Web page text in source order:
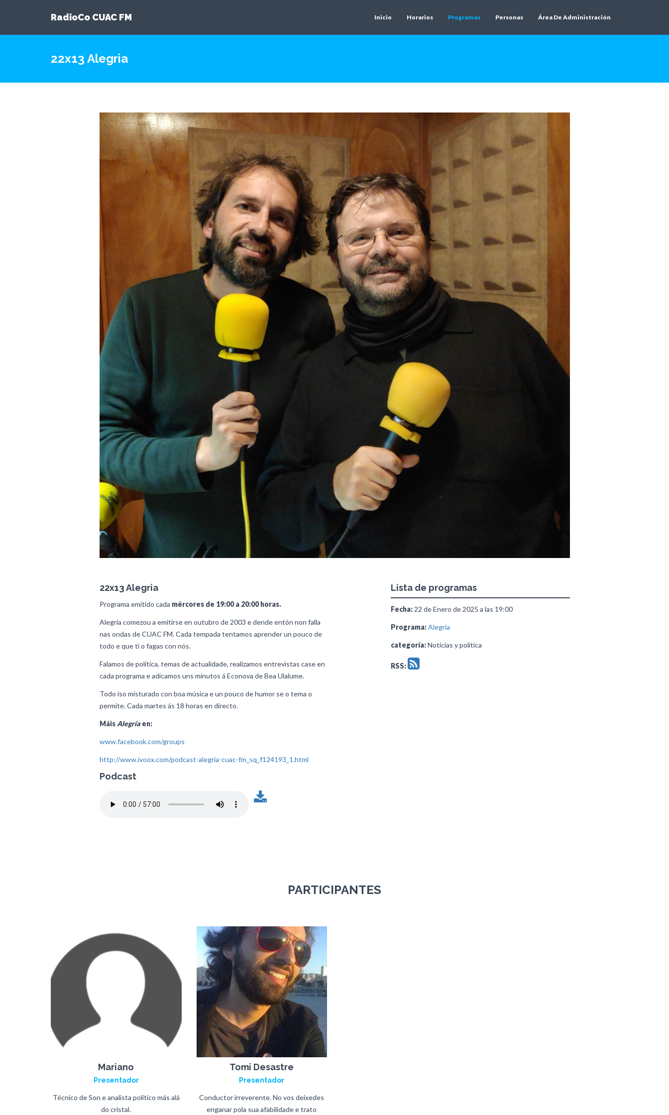
RadioCo CUAC FM Inicio Horarios Programas Personas Área De Administración
22x13 Alegria
22x13 Alegria
Programa emitido cada mércores de 19:00 a 20:00 horas.
Alegría comezou a emitirse en outubro de 2003 e dende entón non falla
nas ondas de CUAC FM. Cada tempada tentamos aprender un pouco de
todo e que ti o fagas con nós.
Falamos de política, temas de actualidade, realizamos entrevistas case en
cada programa e adicamos uns minutos á Econova de Bea Ulalume.
Todo iso misturado con boa música e un pouco de humor se o tema o
permite. Cada martes ás 18 horas en directo.
Máis Alegríaen:
www.facebook.com/groups
http://www.ivoox.com/podcast-alegria-cuac-fm_sq_f124193_1.html
Podcast
Lista de programas
Fecha:22 de Enero de 2025 a las 19:00
Programa: Alegria
categoría:Noticias y política
RSS:
PARTICIPANTES
Mariano
Presentador
Técnico de Son e analista político más alá
do cristal.
Tomi Desastre
Presentador
Conductor irreverente. No vos deixedes
enganar pola sua afabilidade e trato